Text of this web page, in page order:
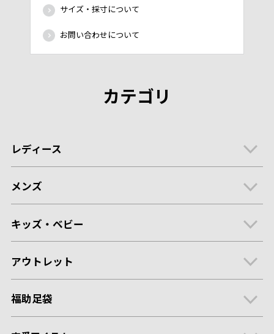
サイズ・採寸について
お問い合わせについて
カテゴリ
レディース
メンズ
キッズ・ベビー
アウトレット
福助足袋